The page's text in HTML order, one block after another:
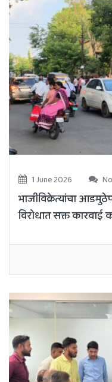
1 June 2026
भाजीविक्रेत्यांचा
विरोधात सक्त कारवाई